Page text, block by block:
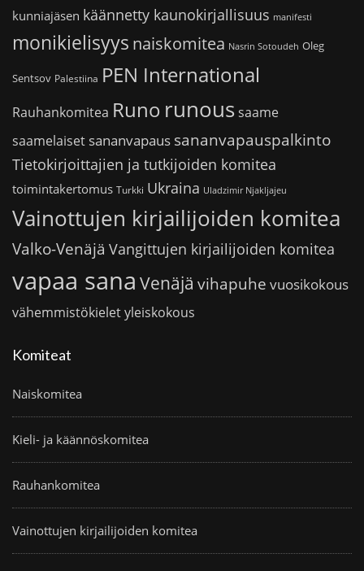
kunniajäsen käännetty kaunokirjallisuus manifesti
monikielisyys naiskomitea Nasrin Sotoudeh Oleg
Sentsov Palestiina PEN International
Rauhankomitea Runo runoussaame
saamelaiset sananvapaus sananvapauspalkinto
Tietokirjoittajien ja tutkijoiden komitea
toimintakertomus Turkki Ukraina Uladzimir Njakljajeu
Vainottujen kirjailijoiden komitea
Valko-Venäjä Vangittujen kirjailijoiden komitea
vapaa sana Venäjä vihapuhe vuosikokous
vähemmistökieletyleiskokous
Komiteat
Naiskomitea
Kieli- ja käännöskomitea
Rauhankomitea
Vainottujen kirjailijoiden komitea